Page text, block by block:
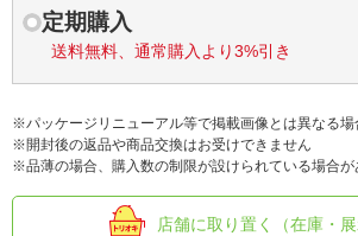
定期購入
送料無料、通常購入より3%引き
※パッケージリニューアル等で掲載画像とは異なる場
※開封後の返品や商品交換はお受けできません
※品薄の場合、購入数の制限が設けられている場合が
店舗に取り置く（在庫・展